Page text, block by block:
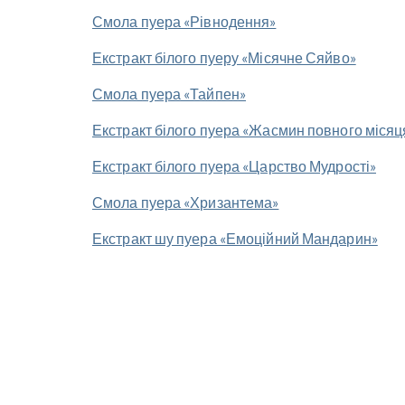
Смола пуера «Рівнодення»
Екстракт білого пуеру «Місячне Сяйво»
Смола пуера «Тайпен»
Екстракт білого пуера «Жасмин повного
Екстракт білого пуера «Царство Мудрості»
Смола пуера «Хризантема»
Екстракт шу пуера «Емоційний Мандарин»